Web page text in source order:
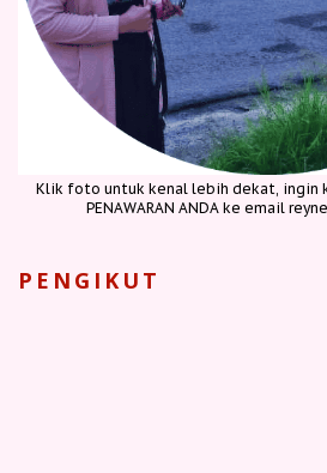
Klik foto untuk kenal lebih dekat, ingin
PENAWARAN ANDA ke email
PENGIKUT